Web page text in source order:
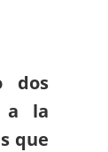
dos
a la
que